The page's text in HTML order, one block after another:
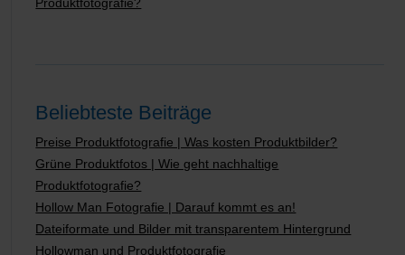
Produktfotografie?
Beliebteste Beiträge
Preise Produktfotografie | Was kosten Produktbilder?
Grüne Produktfotos | Wie geht nachhaltige
Produktfotografie?
Hollow Man Fotografie | Darauf kommt es an!
Dateiformate und Bilder mit transparentem Hintergrund
Hollowman und Produktfotografie